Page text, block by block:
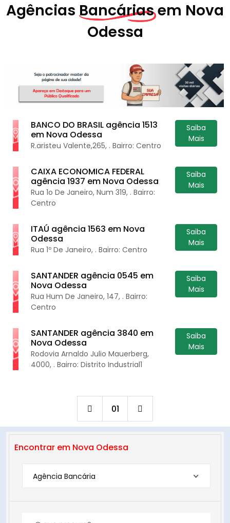
Agências Bancárias em Nova
Odessa
BANCO DO BRASIL agência 1513
em Nova Odessa
R.aristeu Valente,265, . Bairro: Centro
Saiba
Mais
CAIXA ECONOMICA FEDERAL
agência 1937 em Nova Odessa
Rua 1o De Janeiro, Num 319, . Bairro:
Centro
Saiba
Mais
ITAÚ agência 1563 em Nova
Odessa
Rua 1º De Janeiro, . Bairro: Centro
Saiba
Mais
SANTANDER agência 0545 em
Nova Odessa
Rua Hum De Janeiro, 147, . Bairro:
Centro
Saiba
Mais
SANTANDER agência 3840 em
Nova Odessa
Rodovia Arnaldo Julio Mauerberg,
4000, . Bairro: Distrito Industrial1
Saiba
Mais
01
Encontrar em Nova Odessa
Agência Bancária